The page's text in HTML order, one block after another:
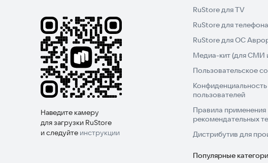
Наведите камеру
для загрузки RuStore
и следуйте инструкции
RuStore для TV
RuStore для телефона
RuStore для ОС
Медиа-кит (для СМИ
Пользовательское
пользователей
Правила применения
рекомендательных
Дистрибутив для
Популярные